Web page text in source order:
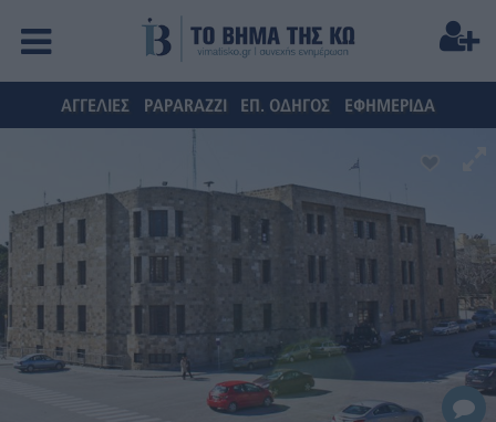
ΑΓΓΕΛΙΕΣ PAPARAZZI ΕΠ. ΟΔΗΓΟΣ ΕΦΗΜΕΡΙΔΑ